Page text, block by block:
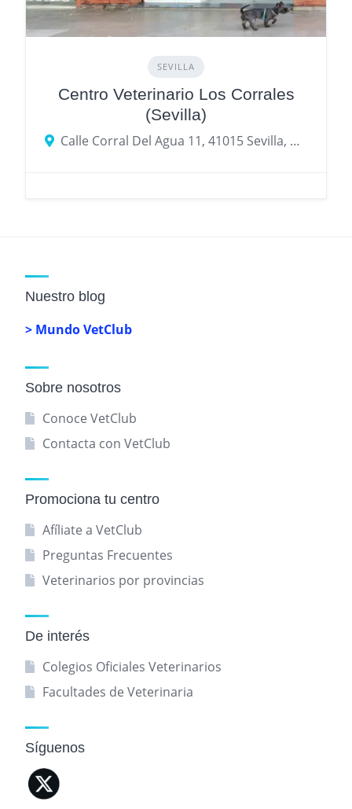
SEVILLA
Centro Veterinario Los Corrales
(Sevilla)
Calle Corral Del Agua 11, 41015 Sevilla, provincia de Sevilla, España
Nuestro blog
> Mundo VetClub
Sobre nosotros
Conoce VetClub
Contacta con VetClub
Promociona tu centro
Afíliate a VetClub
Preguntas Frecuentes
Veterinarios por provincias
De interés
Colegios Oficiales Veterinarios
Facultades de Veterinaria
Síguenos